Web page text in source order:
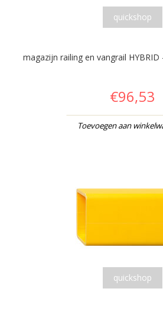
quickshop
magazijn railing en vangrail
€96,53
Toevoegen aan
quickshop